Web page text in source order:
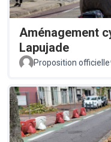
Aménagement
Lapujade
Proposition officielle